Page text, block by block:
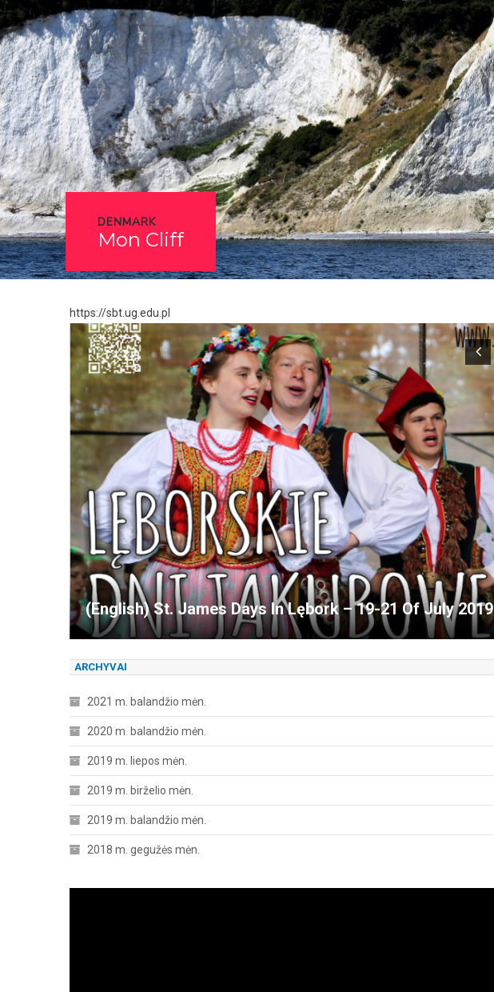
DENMARK
Mon Cliff
https://sbt.ug.edu.pl
(English) St. James Days In Lębork – 19-21 Of July 2019
ARCHYVAI
2021 m. balandžio mėn.
2020 m. balandžio mėn.
2019 m. liepos mėn.
2019 m. birželio mėn.
2019 m. balandžio mėn.
2018 m. gegužės mėn.